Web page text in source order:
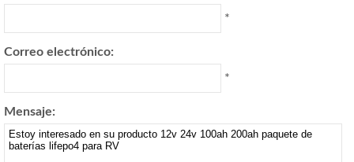
*
Correo electrónico:
*
Mensaje: